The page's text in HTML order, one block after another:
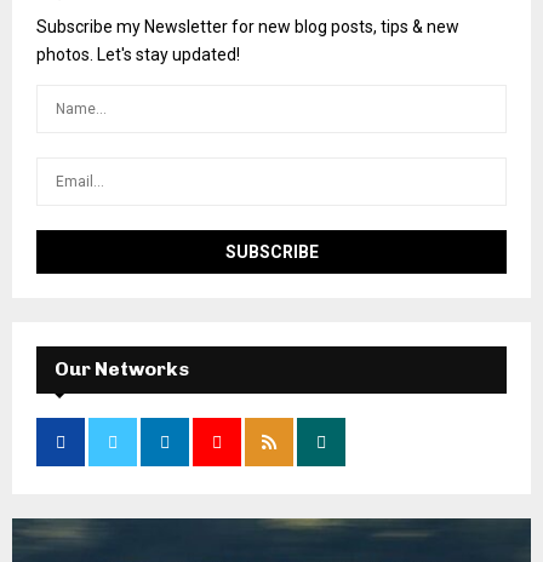
Subscribe my Newsletter for new blog posts, tips & new
photos. Let's stay updated!
Our Networks